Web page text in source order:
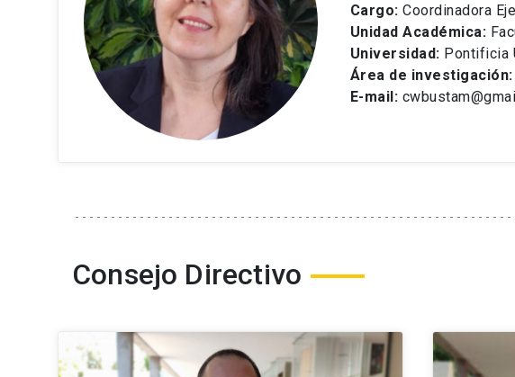
Cargo: Coordinadora
Unidad Académica:
Universidad: Pontificia
Área de investigación:
E-mail:
Consejo Directivo